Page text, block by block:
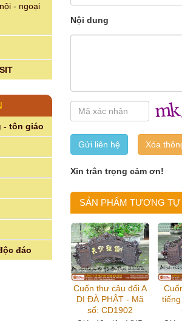
- ngoại
- tôn giáo
đáo
Nội dung
Gửi liên hệ
Xin trân trọng cảm ơn!
SẢN PHẨM TƯƠNG TỰ
Cuốn thư câu đối A
DI ĐÀ PHẬT - Mã
số: CD1902